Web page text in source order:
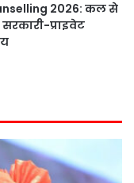
2026: कल से
प्राइवेट